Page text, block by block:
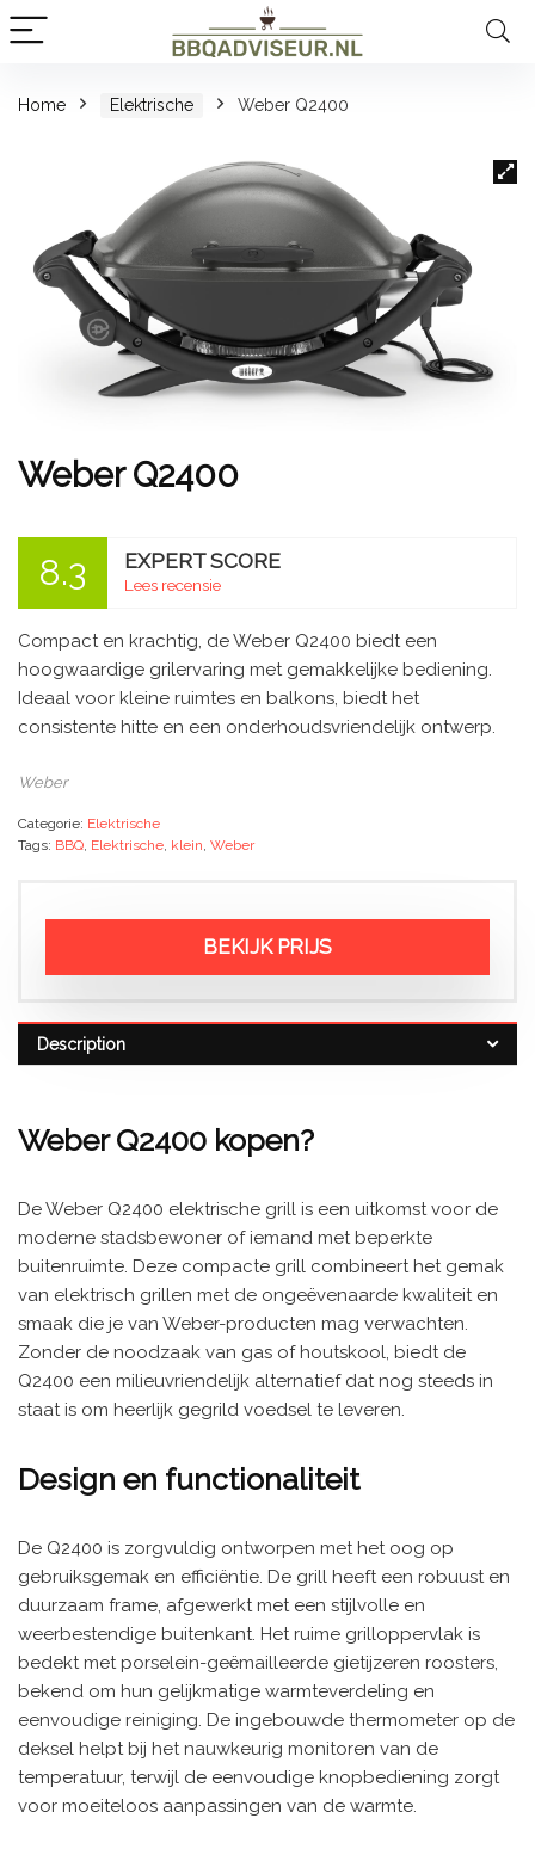
Home Elektrische Weber Q2400
Weber Q2400
8.3 EXPERT SCORE
Lees recensie
Compact en krachtig, de Weber Q2400 biedt een
hoogwaardige grilervaring met gemakkelijke bediening.
Ideaal voor kleine ruimtes en balkons, biedt het
consistente hitte en een onderhoudsvriendelijk ontwerp.
Weber
Categorie: Elektrische
Tags: BBQ, Elektrische, klein, Weber
BEKIJK PRIJS
Description
Weber Q2400 kopen?
De Weber Q2400 elektrische grill is een uitkomst voor de
moderne stadsbewoner of iemand met beperkte
buitenruimte. Deze compacte grill combineert het gemak
van elektrisch grillen met de ongeëvenaarde kwaliteit en
smaak die je van Weber-producten mag verwachten.
Zonder de noodzaak van gas of houtskool, biedt de
Q2400 een milieuvriendelijk alternatief dat nog steeds in
staat is om heerlijk gegrild voedsel te leveren.
Design en functionaliteit
De Q2400 is zorgvuldig ontworpen met het oog op
gebruiksgemak en efficiëntie. De grill heeft een robuust en
duurzaam frame, afgewerkt met een stijlvolle en
weerbestendige buitenkant. Het ruime grilloppervlak is
bedekt met porselein-geëmailleerde gietijzeren roosters,
bekend om hun gelijkmatige warmteverdeling en
eenvoudige reiniging. De ingebouwde thermometer op de
deksel helpt bij het nauwkeurig monitoren van de
temperatuur, terwijl de eenvoudige knopbediening zorgt
voor moeiteloos aanpassingen van de warmte.